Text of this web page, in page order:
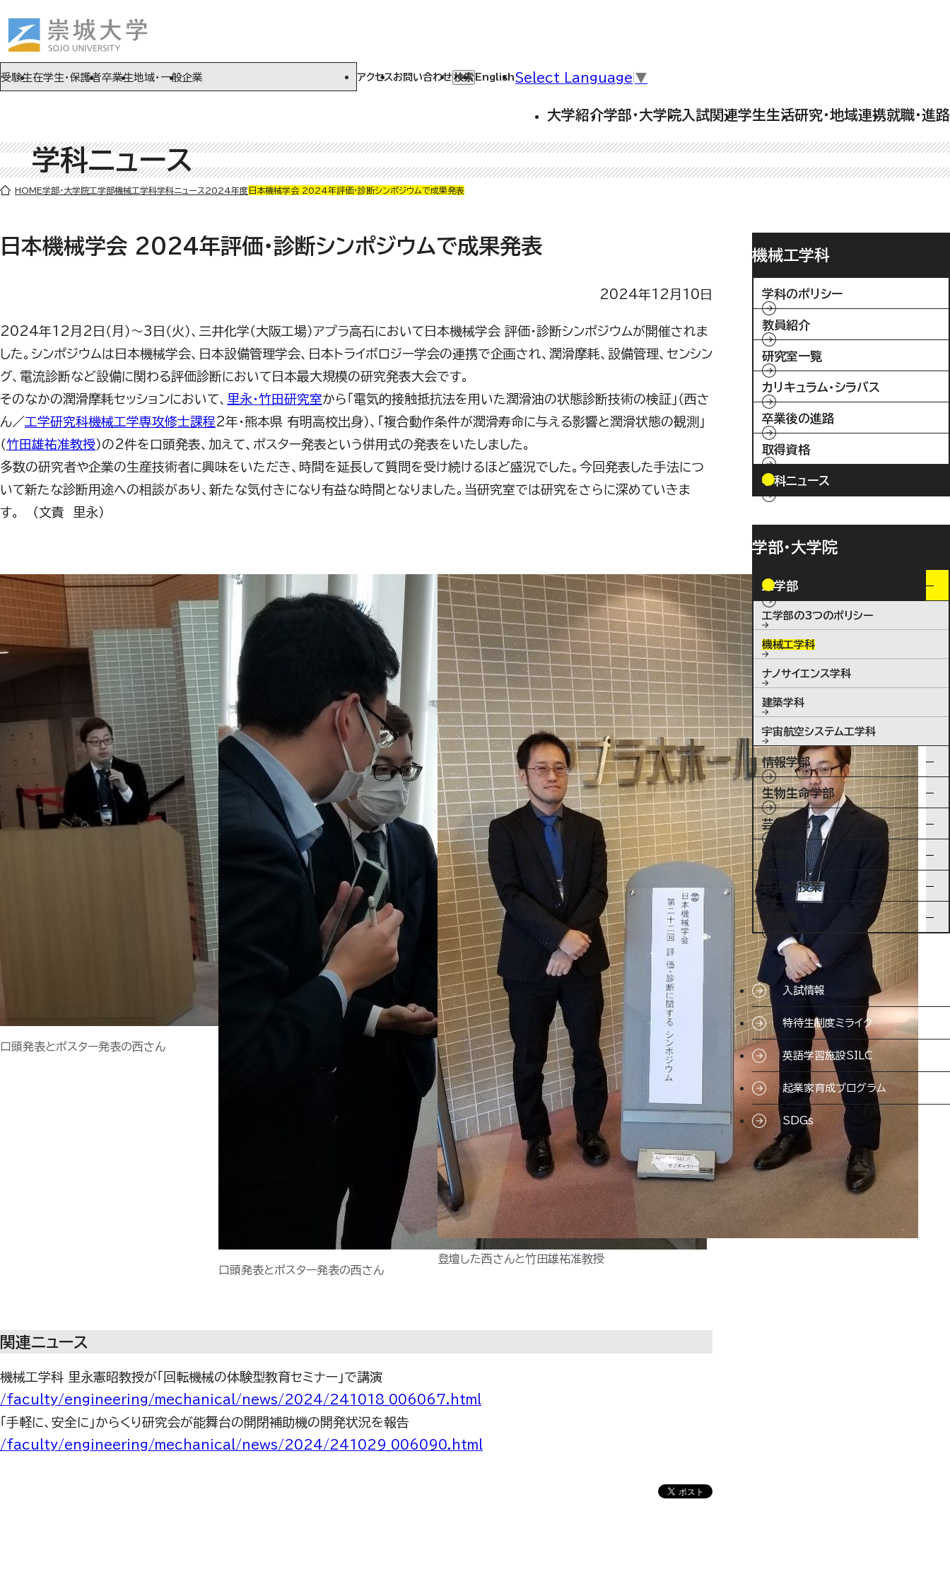
本文(c)へ
受験生在学生・保護者卒業生地域・一般企業 アクセスお問い合わせ 検索 English Select Language ▼
大学紹介学部・大学院 入試関連学生生活研究・地域連携就職・進路
ここから本文です。
学科ニュース
HOME学部・大学院工学部機械工学科学科ニュース 2024年度日本機械学会 2024年評価・診断シンポジウムで成果発表
日本機械学会 2024年評価・診断シンポジウムで成果発表
2024年12月10日
2024年12 月 2 日（月）～3 日（火）、三井化学（大阪工場）アプラ高石において日本機械学会 評価・診断シンポジウムが開催されま
した。シンポジウムは日本機械学会、日本設備管理学会、日本トライボロジー学会の連携で企画され、潤滑摩耗、設備管理、センシン
グ、電流診断など設備に関わる評価診断において日本最大規模の研究発表大会です。
そのなかの潤滑摩耗セッションにおいて、 里永・竹田研究室から「電気的接触抵抗法を用いた潤滑油の状態診断技術の検証」（西さ
ん／工学研究科機械工学専攻修士課程2年・熊本県 有明高校出身）、「複合動作条件が潤滑寿命に与える影響と潤滑状態の観測」
（竹田雄祐准教授）の2件を口頭発表、加えて、ポスター発表という併用式の発表をいたしました。
多数の研究者や企業の生産技術者に興味をいただき、時間を延長して質問を受け続けるほど盛況でした。今回発表した手法につ
いて新たな診断用途への相談があり、新たな気付きになり有益な時間となりました。当研究室では研究をさらに深めていきま
す。 （文責 里永）
口頭発表とポスター発表の西さん
口頭発表とポスター発表の西さん
登壇した西さんと竹田雄祐准教授
関連ニュース
機械工学科 里永憲昭教授が「回転機械の体験型教育セミナー」で講演
/faculty/engineering/mechanical/news/2024/241018_006067.html
「手軽に、安全に」からくり研究会が能舞台の開閉補助機の開発状況を報告
/faculty/engineering/mechanical/news/2024/241029_006090.html
機械工学科
学科のポリシー
教員紹介
研究室一覧
カリキュラム・シラバス
卒業後の進路
取得資格
学科ニュース
学部・大学院
工学部
工学部の3つのポリシー
機械工学科
ナノサイエンス学科
建築学科
宇宙航空システム工学科
情報学部
生物生命学部
芸術学部
薬学部
共通の授業
入試情報
特待生制度ミライク
英語学習施設SILC
起業家育成プログラム
SDGs